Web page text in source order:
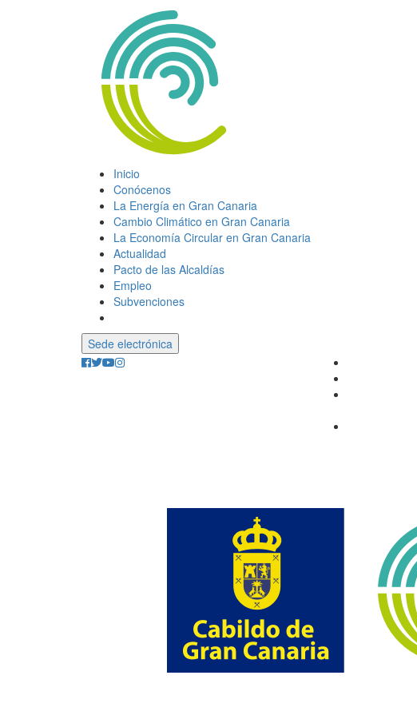
Inicio
Conócenos
La Energía en Gran Canaria
Cambio Climático en Gran Canaria
La Economía Circular en Gran Canaria
Actualidad
Pacto de las Alcaldías
Empleo
Subvenciones
Sede electrónica